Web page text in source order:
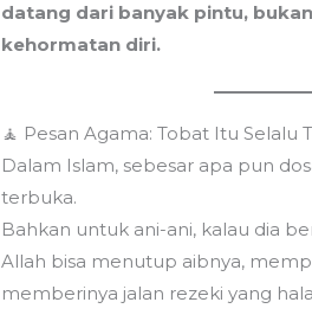
datang dari banyak pintu,
kehormatan diri.
🧘 Pesan Agama: Tobat Itu Selalu
Dalam Islam, sebesar apa pun
terbuka.
Bahkan untuk ani-ani, kalau dia
Allah bisa menutup aibnya,
memberinya jalan rezeki yang